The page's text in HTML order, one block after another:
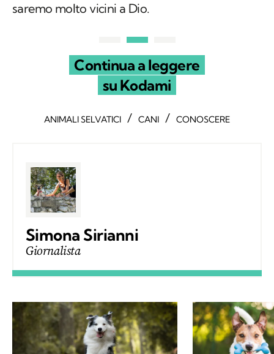
saremo molto vicini a Dio.
Continua a leggere
su Kodami
ANIMALI SELVATICI / CANI / CONOSCERE
Simona Sirianni
Giornalista